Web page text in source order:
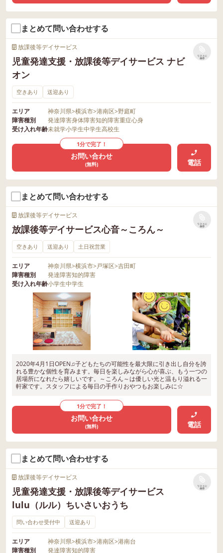
まとめて問い合わせする
放課後等デイサービス
児童発達支援・放課後等デイサービス ナビ
オン
リストに
保存
空きあり 送迎あり
エリア 神奈川県>横浜市>港南区>野庭町
障害種別
発達障害身体障害知的障害重症心身
受け入れ年齢未就学小学生中学生高校生
1分で完了！
お問い合わせ
(無料) 電話
まとめて問い合わせする
放課後等デイサービス
放課後等デイサービス心音～ころん～
リストに
保存
空きあり 送迎あり 土日祝営業
エリア 神奈川県>横浜市>戸塚区>吉田町
障害種別
発達障害知的障害
受け入れ年齢小学生中学生
2020年4月1日OPEN♫子どもたちの可能性を最大限に引き出し自分を誇
れる豊かな個性を育みます。毎日を楽しみながら心が喜ぶ、もう一つの
居場所になれたら嬉しいです。～ころん～は優しい光と温もり溢れる一
軒家です。スタッフによる毎日の手作りおやつもお楽しみに☆
1分で完了！
お問い合わせ
(無料) 電話
まとめて問い合わせする
放課後等デイサービス
児童発達支援・放課後等デイサービス
lulu（ルル）ちいさいおうち
リストに
保存
問い合わせ受付中 送迎あり
エリア 神奈川県>横浜市>港南区>港南台
障害種別
発達障害知的障害